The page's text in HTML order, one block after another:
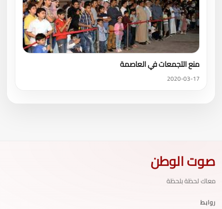
منع التجمعات في العاصمة
2020-03-17
صوت الوطن
معاك لحظة بلحظة
روابط